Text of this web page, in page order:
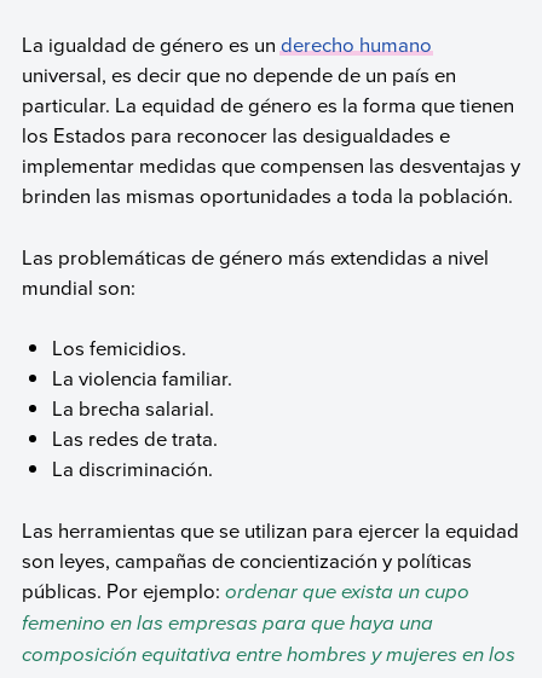
La igualdad de género es underecho humano
universal, es decir que no depende de un país en
particular. La equidad de género es la forma que tienen
los Estados para reconocer las desigualdades e
implementar medidas que compensen las desventajas y
brinden las mismas oportunidades a toda la población.
Las problemáticas de género más extendidas a nivel
mundial son:
Los femicidios.
La violencia familiar.
La brecha salarial.
Las redes de trata.
La discriminación.
Las herramientas que se utilizan para ejercer la equidad
son leyes, campañas de concientización y políticas
públicas. Por ejemplo: ordenar que exista un cupo
femenino en las empresas para que haya una
composición equitativa entre hombres y mujeres en los